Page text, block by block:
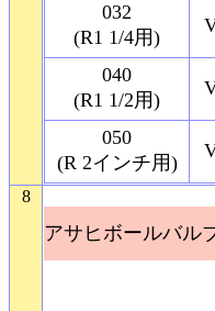
032
(R1 1/4用)
040
(R1 1/2用)
050
(R 2インチ用)
8
アサヒボールバ